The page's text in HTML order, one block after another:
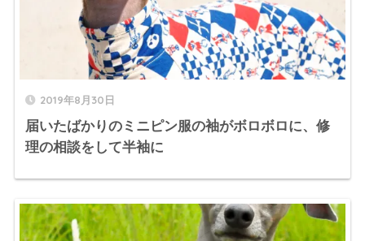
2019年8月30日
届いたばかりのミニピン服の袖がボロボロに、修
理の相談をして半袖に